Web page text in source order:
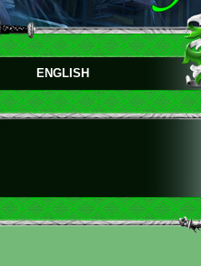
ENGLISH